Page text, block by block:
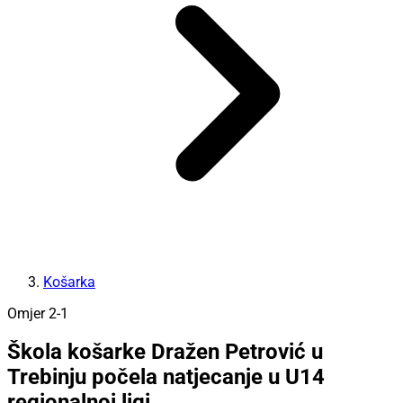
Košarka
Omjer 2-1
Škola košarke Dražen Petrović u
Trebinju počela natjecanje u U14